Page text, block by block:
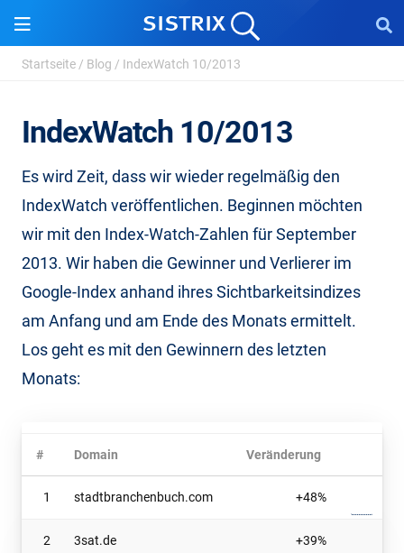
Startseite / Blog / IndexWatch 10/2013
IndexWatch 10/2013
Es wird Zeit, dass wir wieder regelmäßig den
IndexWatch veröffentlichen. Beginnen möchten
wir mit den Index-Watch-Zahlen für September
2013. Wir haben die Gewinner und Verlierer im
Google-Index anhand ihres Sichtbarkeitsindizes
am Anfang und am Ende des Monats ermittelt.
Los geht es mit den Gewinnern des letzten
Monats:
# Domain Veränderung
1 stadtbranchenbuch.com +48%
2 3sat.de +39%